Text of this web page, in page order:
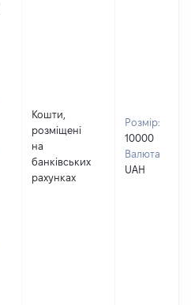
Кошти,
розміщені
на
банківських
рахунках
Розмір:
10000
Валюта:
UAH